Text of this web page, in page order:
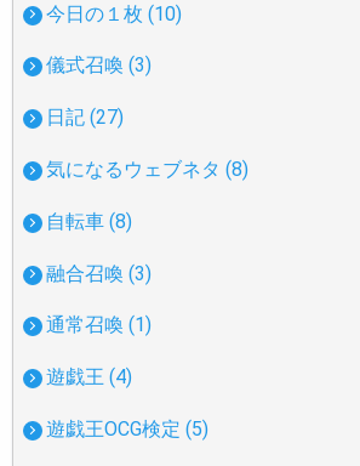
今日の１枚 (10)
儀式召喚 (3)
日記 (27)
気になるウェブネタ (8)
自転車 (8)
融合召喚 (3)
通常召喚 (1)
遊戯王 (4)
遊戯王OCG検定 (5)